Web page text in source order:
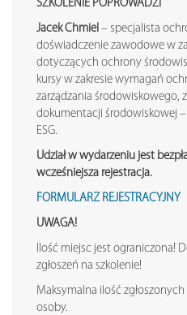
SZKOLENIE POPROWADZI
Jacek Chmiel – specjalista
doświadczenie zawodowe w
dotyczących ochrony
kursy w zakresie wymagań
zarządzania środowiskowego,
dokumentacji środowiskowej –
ESG.
Udział w wydarzeniu jest
wcześniejsza rejestracja.
FORMULARZ REJESTRACYJNY
UWAGA!
Ilość miejsc jest ograniczona!
zgłoszeń na szkolenie!
Maksymalna ilość
osoby.